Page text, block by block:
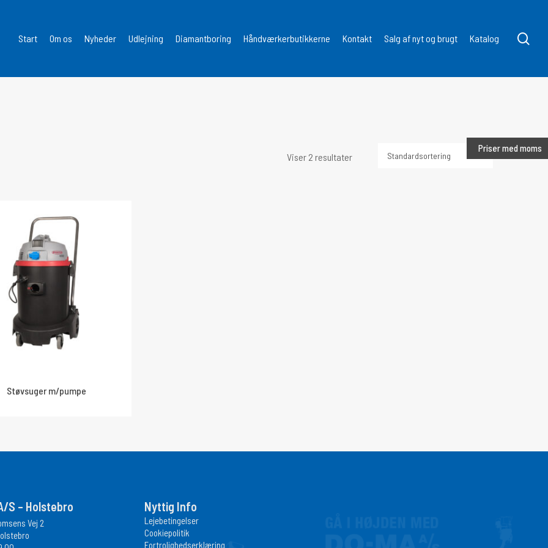
Priser med moms
Start Om os Nyheder Udlejning Diamantboring Håndværkerbutikkerne Kontakt Salg af nyt og brugt Katalog
Viser 2 resultater
Støvsuger m/pumpe
S – Holstebro
Vej 2
Nyttig Info
Lejebetingelser
Cookiepolitik
Fortrolighedserklæring